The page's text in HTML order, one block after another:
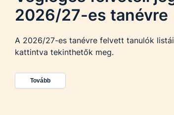
2026/27-es tanévre
A 2026/27-es tanévre felvett tanulók
kattintva tekinthetők meg.
Tovább